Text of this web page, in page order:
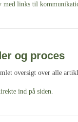
med links til
og proces
oversigt over alle
ind på siden.